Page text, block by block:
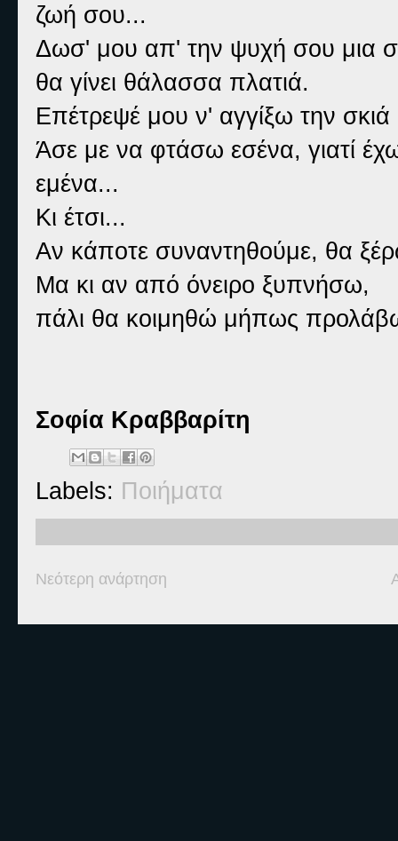
ζωή σου...
Δωσ' μου απ' την ψυχή σου μια
θα γίνει θάλασσα πλατιά.
Επέτρεψέ μου ν' αγγίξω την σκιά
Άσε με να φτάσω εσένα, γιατί
εμένα...
Κι έτσι...
Αν κάποτε συναντηθούμε, θα
Μα κι αν από όνειρο ξυπνήσω,
πάλι θα κοιμηθώ μήπως
Σοφία Κραββαρίτη
Labels: Ποιήματα
Νεότερη ανάρτηση